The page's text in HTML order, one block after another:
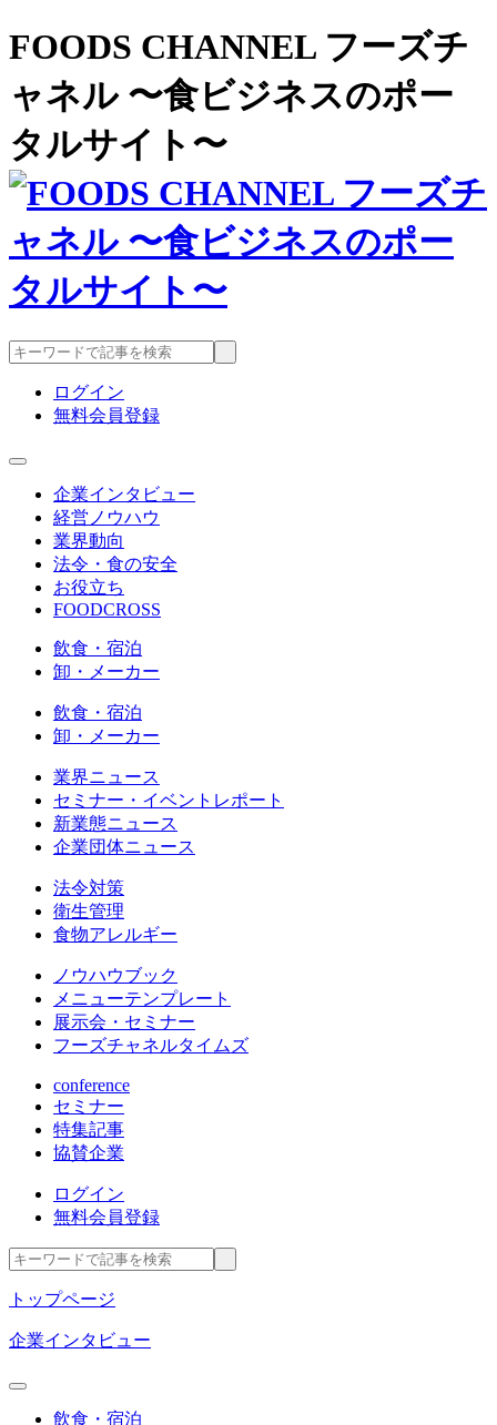
FOODS CHANNEL フーズチ
ャネル 〜食ビジネスのポー
タルサイト〜
ログイン
無料会員登録
企業インタビュー
経営ノウハウ
業界動向
法令・食の安全
お役立ち
FOODCROSS
飲食・宿泊
卸・メーカー
飲食・宿泊
卸・メーカー
業界ニュース
セミナー・イベントレポート
新業態ニュース
企業団体ニュース
法令対策
衛生管理
食物アレルギー
ノウハウブック
メニューテンプレート
展示会・セミナー
フーズチャネルタイムズ
conference
セミナー
特集記事
協賛企業
ログイン
無料会員登録
トップページ
企業インタビュー
飲食・宿泊